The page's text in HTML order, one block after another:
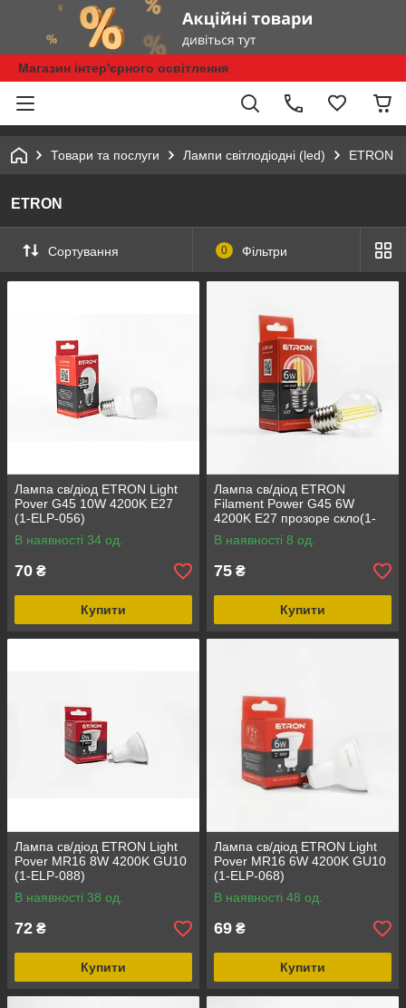
Магазин інтер'єрного освітлення
Товари та послуги Лампи світлодіодні (led) ETRON
ETRON
Сортування 0 Фільтри
Лампа св/діод ETRON Light
Pover G45 10W 4200K E27
(1-ELP-056)
В наявності 34 од.
70 ₴
Купити
Лампа св/діод ETRON
Filament Power G45 6W
4200K E27 прозоре скло(1-
EFP-150)
В наявності 8 од.
75 ₴
Купити
Лампа св/діод ETRON Light
Pover MR16 8W 4200K GU10
(1-ELP-088)
В наявності 38 од.
72 ₴
Купити
Лампа св/діод ETRON Light
Pover MR16 6W 4200K GU10
(1-ELP-068)
В наявності 48 од.
69 ₴
Купити